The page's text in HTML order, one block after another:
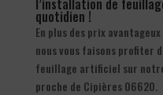
l’installation de
quotidien !
En plus des prix
nous vous faisons profiter
feuillage artificiel sur
proche de Cipières 06620.